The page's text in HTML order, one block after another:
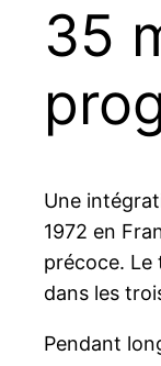
35
Une
1972 en
précoce. Le
dans les
Pendant